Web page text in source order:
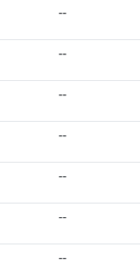
--
--
--
--
--
--
--